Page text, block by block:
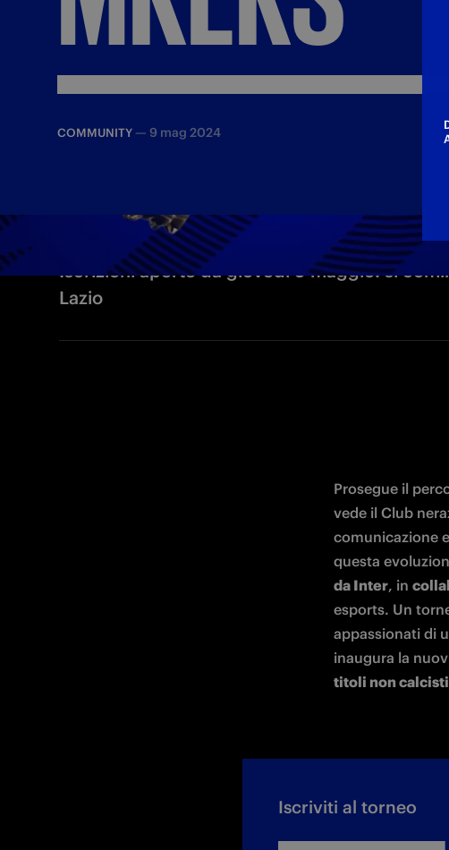
COMMUNITY — 9 mag 2024
Iscrizioni aperte da giovedì 9 maggio: si
Lazio
Prosegue il
vede il Club
comunicazione
questa
da Inter, in
esports. Un
appassionati di
inaugura la
titoli non
Iscriviti al torneo